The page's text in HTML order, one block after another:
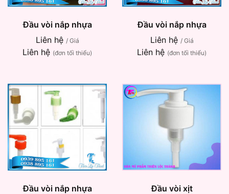
Đầu vòi nắp nhựa
Liên hệ / Giá
Liên hệ (đơn tối thiểu)
Đầu vòi nắp nhựa
Liên hệ / Giá
Liên hệ (đơn tối thiểu)
Đầu vòi nắp nhựa
Đầu vòi xịt